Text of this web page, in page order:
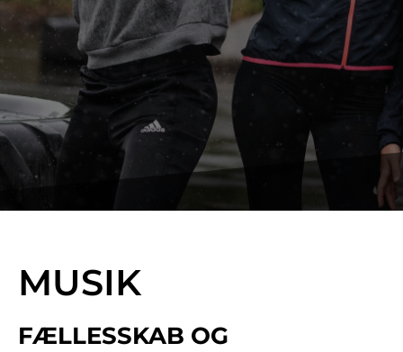
MUSIK
FÆLLESSKAB OG